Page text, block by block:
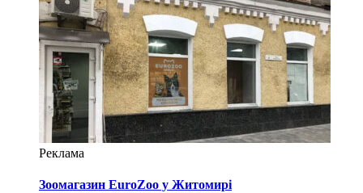
Реклама
Зоомагазин EuroZoo у Житомирі